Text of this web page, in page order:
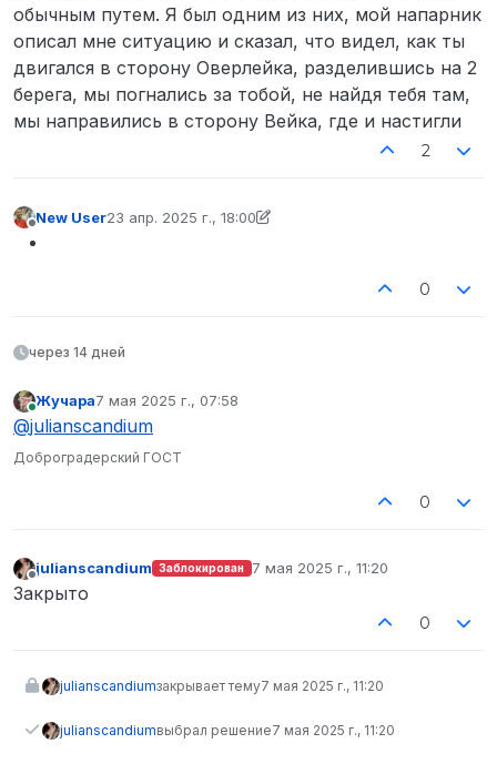
обычным путем. Я был одним из них, мой напарник
описал мне ситуацию и сказал, что видел, как ты
двигался в сторону Оверлейка, разделившись на 2
берега, мы погнались за тобой, не найдя тебя там,
мы направились в сторону Вейка, где и настигли
2
New User23 апр. 2025 г., 18:00
отредактировано New User
0
через 14 дней
В сети
Жучара7 мая 2025 г., 07:58
отредактировано
@julianscandium
Доброградерский ГОСТ
0
julianscandium Заблокирован 7 мая 2025 г., 11:20
отредактировано
Закрыто
0
julianscandiumзакрывает тему7 мая 2025 г., 11:20
julianscandiumвыбрал решение7 мая 2025 г., 11:20